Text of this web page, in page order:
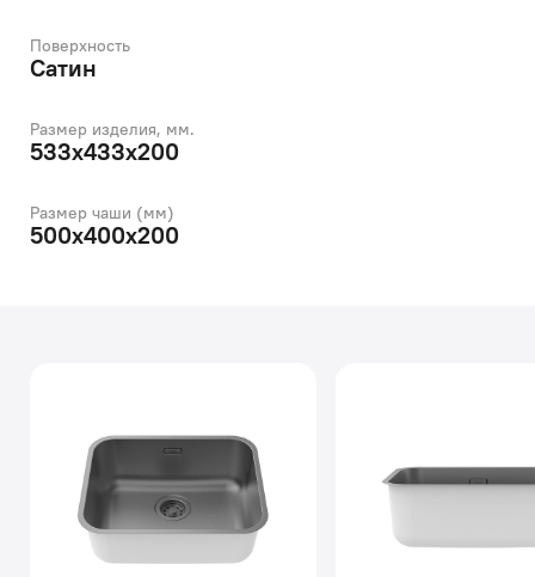
Поверхность
Сатин
Размер изделия, мм.
533х433х200
Размер чаши (мм)
500х400х200